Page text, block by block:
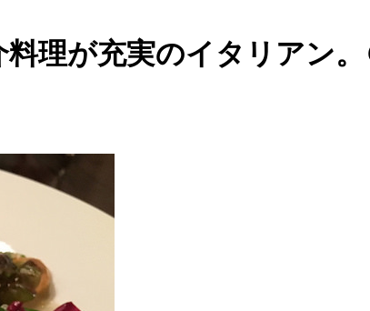
理が充実のイタリアン